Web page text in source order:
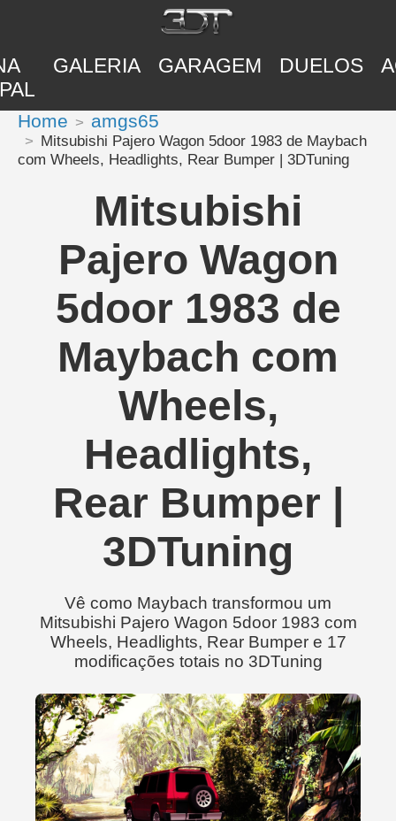
GALERIA GARAGEM DUELOS
Home amgs65
Mitsubishi Pajero Wagon 5door 1983 de Maybach
com Wheels, Headlights, Rear Bumper | 3DTuning
Mitsubishi
Pajero Wagon
5door 1983 de
Maybach com
Wheels,
Headlights,
Rear Bumper |
3DTuning
Vê como Maybach transformou um
Mitsubishi Pajero Wagon 5door 1983 com
Wheels, Headlights, Rear Bumper e 17
modificações totais no 3DTuning